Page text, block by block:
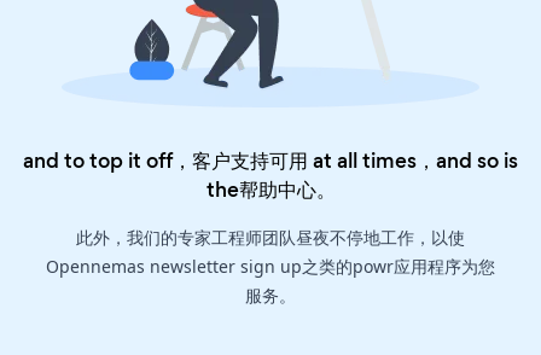
and to top it off，客户支持可用 at all times，and so is
the帮助中心。
此外，我们的专家工程师团队昼夜不停地工作，以使
Opennemas newsletter sign up之类的powr应用程序为您
服务。